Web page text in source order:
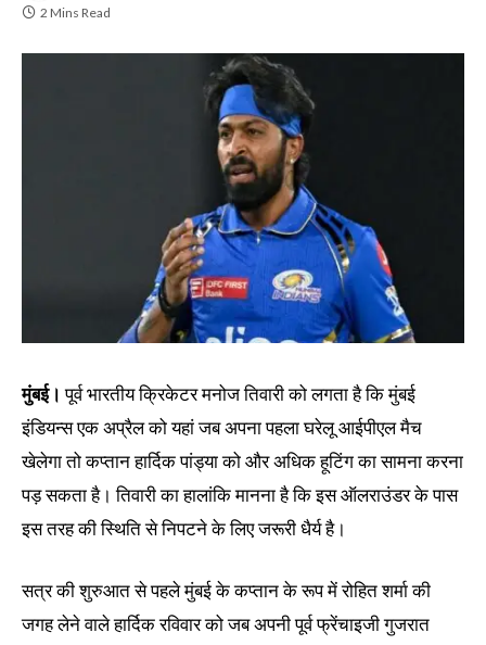
2 Mins Read
मुंबई।पूर्व भारतीय क्रिकेटर मनोज तिवारी को लगता है कि मुंबई
इंडियन्स एक अप्रैल को यहां जब अपना पहला घरेलू आईपीएल मैच
खेलेगा तो कप्तान हार्दिक पांड्या को और अधिक हूटिंग का सामना करना
पड़ सकता है। तिवारी का हालांकि मानना है कि इस ऑलराउंडर के पास
इस तरह की स्थिति से निपटने के लिए जरूरी धैर्य है।
सत्र की शुरुआत से पहले मुंबई के कप्तान के रूप में रोहित शर्मा की
जगह लेने वाले हार्दिक रविवार को जब अपनी पूर्व फ्रेंचाइजी गुजरात